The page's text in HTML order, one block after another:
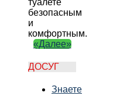
туалете
безопасным
и
комфортным.
«Далее»
ДОСУГ
Знаете